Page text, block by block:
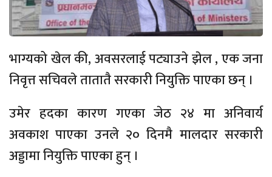
भाग्यको खेल की, अवसरलाई पट्याउने झेल , एक जना
निवृत्त सचिवले तातातै सरकारी नियुक्ति पाएका छन् ।
उमेर हदका कारण गएका जेठ २४ मा अनिवार्य
अवकाश पाएका उनले २० दिनमै मालदार सरकारी
अड्डामा नियुक्ति पाएका हुन् ।